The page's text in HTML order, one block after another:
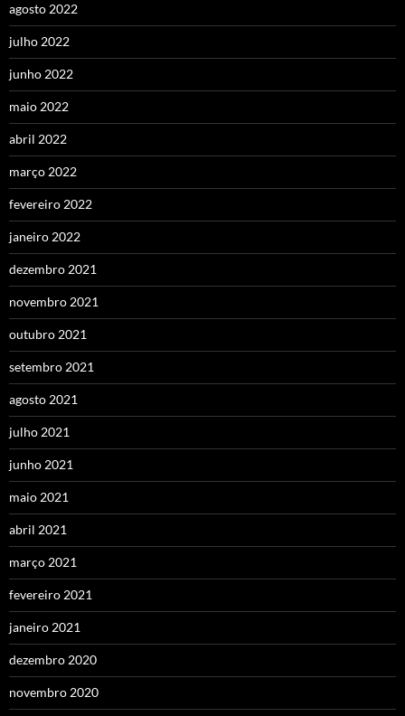
agosto 2022
julho 2022
junho 2022
maio 2022
abril 2022
março 2022
fevereiro 2022
janeiro 2022
dezembro 2021
novembro 2021
outubro 2021
setembro 2021
agosto 2021
julho 2021
junho 2021
maio 2021
abril 2021
março 2021
fevereiro 2021
janeiro 2021
dezembro 2020
novembro 2020